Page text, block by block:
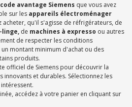
code avantage Siemens que vous avez
sur les appareils électroménager
acheter, qu'il s'agisse de réfrigérateurs, de
linge, de machines à expresso ou autres
de respecter les conditions
montant minimum d'achat ou des
produits.
officiel de Siemens pour découvrir la
et durables. Sélectionnez les
accédez à votre panier en cliquant sur